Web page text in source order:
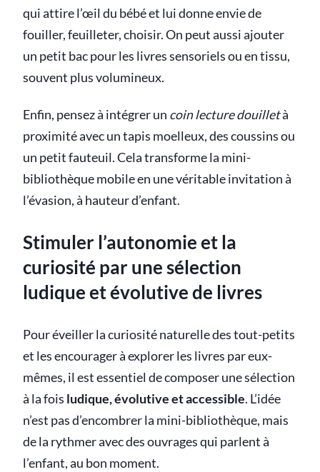
qui attire l’œil du bébé et lui donne envie de
fouiller, feuilleter, choisir. On peut aussi ajouter
un petit bac pour les livres sensoriels ou en tissu,
souvent plus volumineux.
Enfin, pensez à intégrer un coin lecture douilletà
proximité avec un tapis moelleux, des coussins ou
un petit fauteuil. Cela transforme la mini-
bibliothèque mobile en une véritable invitation à
l’évasion, à hauteur d’enfant.
Stimuler l’autonomie et la
curiosité par une sélection
ludique et évolutive de livres
Pour éveiller la curiosité naturelle des tout-petits
et les encourager à explorer les livres par eux-
mêmes, il est essentiel de composer une sélection
à la fois ludique, évolutive et accessible. L’idée
n’est pas d’encombrer la mini-bibliothèque, mais
de la rythmer avec des ouvrages qui parlent à
l’enfant, au bon moment.